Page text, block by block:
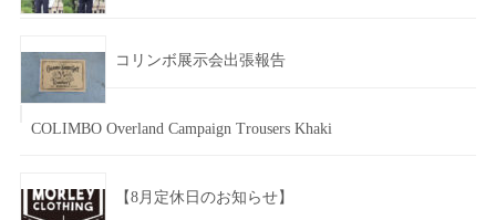
コリンボ展示会出張報告
COLIMBO Overland Campaign Trousers Khaki
【8月定休日のお知らせ】